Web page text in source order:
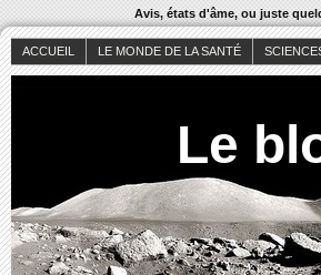
Avis, états d'âme, ou juste
ACCUEIL LE MONDE DE LA SANTÉ
Le